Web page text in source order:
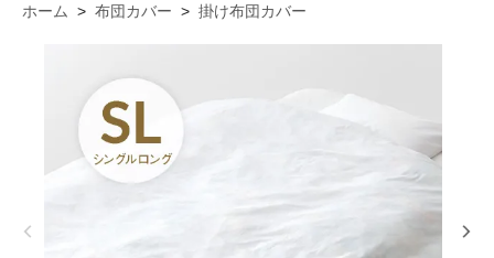
ホーム > 布団カバー > 掛け布団カバー